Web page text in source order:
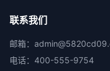
联系我们
邮箱：
电话： 400-555-9754